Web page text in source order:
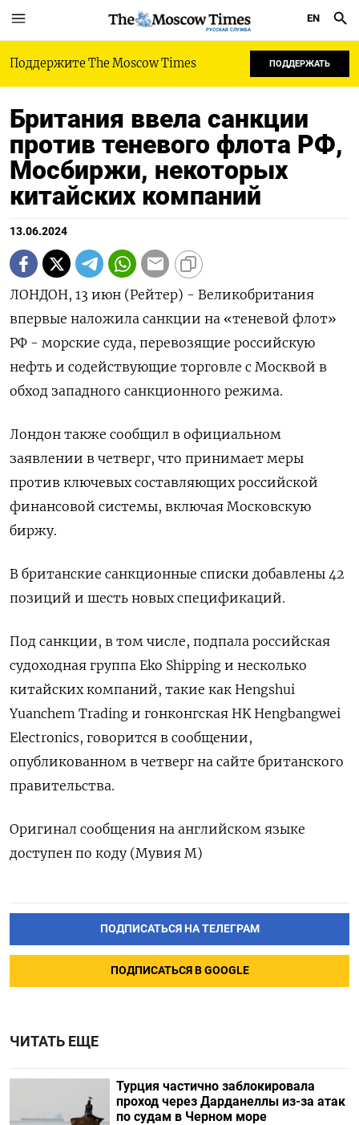
РУССКАЯ СЛУЖБА
EN
Поддержите The Moscow Times ПОДДЕРЖАТЬ
Британия ввела санкции
против теневого флота РФ,
Мосбиржи, некоторых
китайских компаний
13.06.2024
ЛОНДОН, 13 июн (Рейтер) - Великобритания
впервые наложила санкции на «теневой флот»
РФ - морские суда, перевозящие российскую
нефть и содействующие торговле с Москвой в
обход западного санкционного режима.
Лондон также сообщил в официальном
заявлении в четверг, что принимает меры
против ключевых составляющих российской
финансовой системы, включая Московскую
биржу.
В британские санкционные списки добавлены 42
позиций и шесть новых спецификаций.
Под санкции, в том числе, подпала российская
судоходная группа Eko Shipping и несколько
китайских компаний, такие как Hengshui
Yuanchem Trading и гонконгская HK Hengbangwei
Electronics, говорится в сообщении,
опубликованном в четверг на сайте британского
правительства.
Оригинал сообщения на английском языке
доступен по коду (Мувия М)
ПОДПИСАТЬСЯ НА ТЕЛЕГРАМ
ПОДПИСАТЬСЯ В GOOGLE
ЧИТАТЬ ЕЩЕ
Турция частично заблокировала
проход через Дарданеллы из-за атак
по судам в Черном море